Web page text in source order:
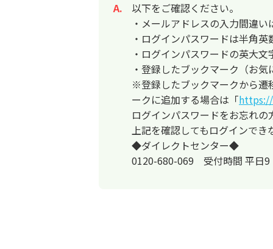
回答
以下をご確認ください。
・メールアドレスの入力間違
・ログインパスワードは半角
・ログインパスワードの英大
・登録したブックマーク（お
※登録したブックマークから遷
ークに追加する場合は「
ログインパスワードをお忘れ
上記を確認してもログインで
◆ダイレクトセンター◆
0120-680-069 受付時間 平日